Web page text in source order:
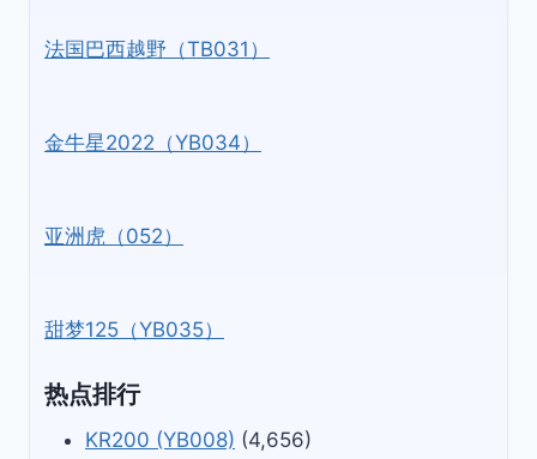
法国巴西越野（TB031）
金牛星2022（YB034）
亚洲虎（052）
甜梦125（YB035）
热点排行
KR200 (YB008) (4,656)